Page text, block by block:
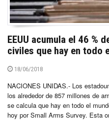
EEUU acumula el 46 %
civiles que hay en todo
18/06/2018
NACIONES UNIDAS.- Los
los alrededor de 857 millones de
se calcula que hay en todo el
hoy por Small Arms Survey. Esta